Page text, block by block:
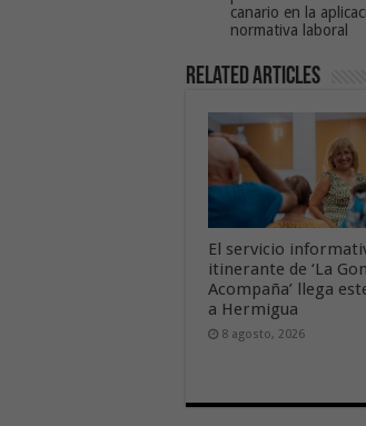
canario en la
normativa laboral
Related Articles
El servicio
itinerante de ‘La
Acompaña’ llega
a Hermigua
8 agosto, 2026